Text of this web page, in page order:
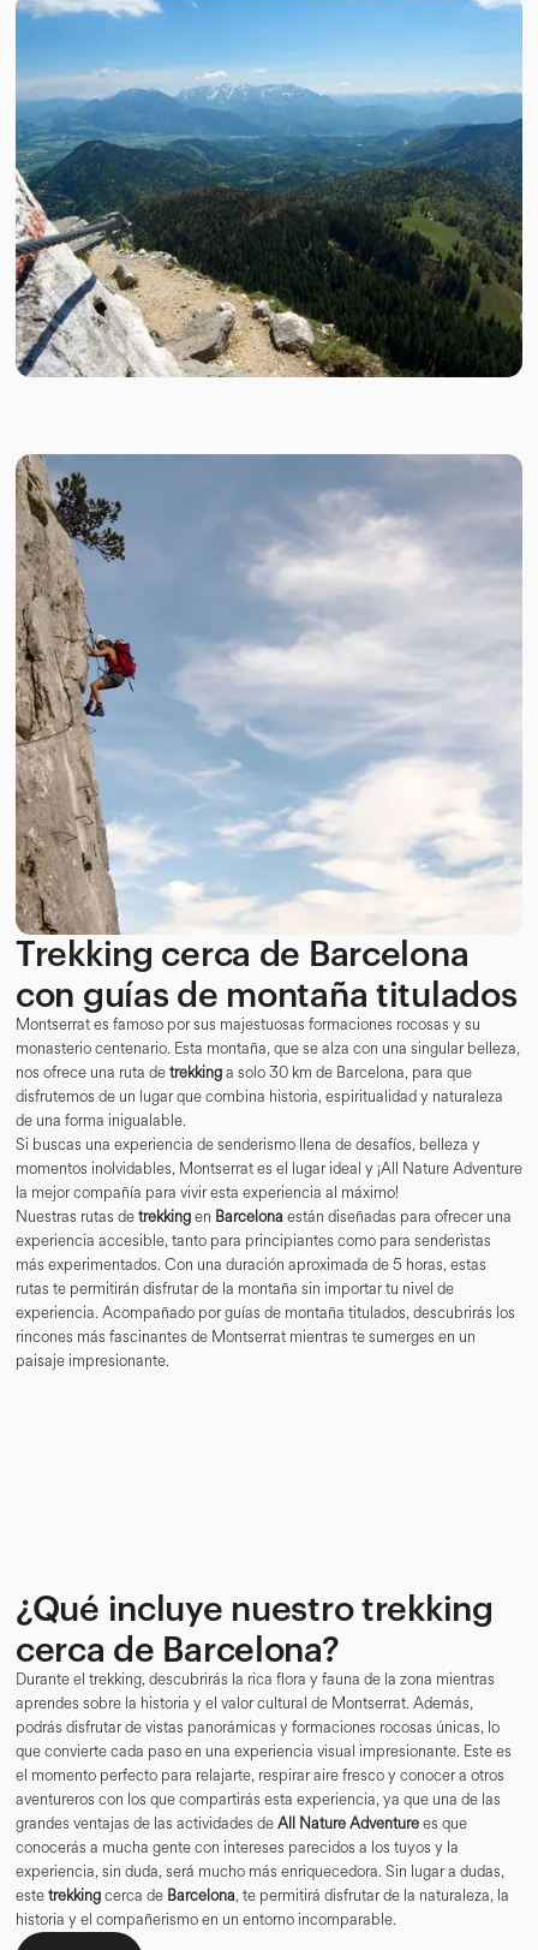
Trekking cerca de Barcelona
con guías de montaña titulados
Montserrat es famoso por sus majestuosas formaciones rocosas y su
monasterio centenario. Esta montaña, que se alza con una singular belleza,
nos ofrece una ruta detrekkinga solo 30 km de Barcelona, para que
disfrutemos de un lugar que combina historia, espiritualidad y naturaleza
de una forma inigualable.
Si buscas una experiencia de senderismo llena de desafíos, belleza y
momentos inolvidables, Montserrat es el lugar ideal y ¡All Nature Adventure
la mejor compañía para vivir esta experiencia al máximo!
Nuestras rutas detrekkingen Barcelonaestán diseñadas para ofrecer una
experiencia accesible, tanto para principiantes como para senderistas
más experimentados. Con una duración aproximada de 5 horas, estas
rutas te permitirán disfrutar de la montaña sin importar tu nivel de
experiencia. Acompañado por guías de montaña titulados, descubrirás los
rincones más fascinantes de Montserrat mientras te sumerges en un
paisaje impresionante.
¿Qué incluye nuestro trekking
cerca de Barcelona?
Durante el trekking, descubrirás la rica flora y fauna de la zona mientras
aprendes sobre la historia y el valor cultural de Montserrat. Además,
podrás disfrutar de vistas panorámicas y formaciones rocosas únicas, lo
que convierte cada paso en una experiencia visual impresionante. Este es
el momento perfecto para relajarte, respirar aire fresco y conocer a otros
aventureros con los que compartirás esta experiencia, ya que una de las
grandes ventajas de las actividades deAll Nature Adventurees que
conocerás a mucha gente con intereses parecidos a los tuyos y la
experiencia, sin duda, será mucho más enriquecedora. Sin lugar a dudas,
estetrekkingcerca de Barcelona, te permitirá disfrutar de la naturaleza, la
historia y el compañerismo en un entorno incomparable.